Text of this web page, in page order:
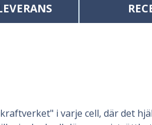
i varje cell, där det